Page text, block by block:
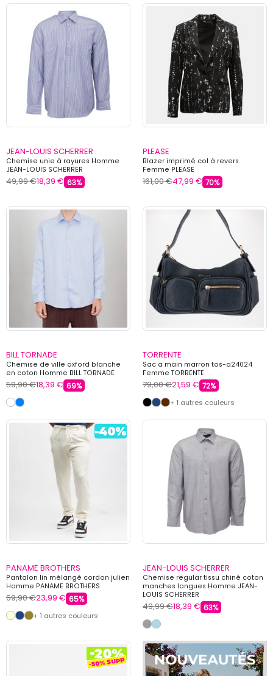
JEAN-LOUIS SCHERRER
Chemise unie à rayures Homme
JEAN-LOUIS SCHERRER
49,99 €18,39 € 63%
PLEASE
Blazer imprimé col à revers
Femme PLEASE
161,00 €47,99 € 70%
BILL TORNADE
Chemise de ville oxford blanche
en coton Homme BILL TORNADE
59,90 €18,39 € 69%
TORRENTE
Sac a main marron tos-a24024
Femme TORRENTE
79,00 €21,59 € 72%
+ 1 autres couleurs
PANAME BROTHERS
Pantalon lin mélangé cordon julien
Homme PANAME BROTHERS
69,90 €23,99 € 65%
+ 1 autres couleurs
JEAN-LOUIS SCHERRER
Chemise regular tissu chiné coton
manches longues Homme JEAN-
LOUIS SCHERRER
49,99 €18,39 € 63%